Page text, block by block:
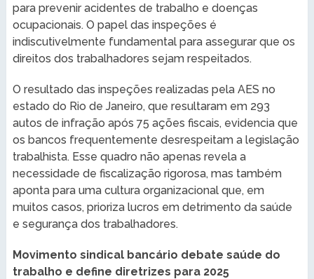
para prevenir acidentes de trabalho e doenças
ocupacionais. O papel das inspeções é
indiscutivelmente fundamental para assegurar que os
direitos dos trabalhadores sejam respeitados.
O resultado das inspeções realizadas pela AES no
estado do Rio de Janeiro, que resultaram em 293
autos de infração após 75 ações fiscais, evidencia que
os bancos frequentemente desrespeitam a legislação
trabalhista. Esse quadro não apenas revela a
necessidade de fiscalização rigorosa, mas também
aponta para uma cultura organizacional que, em
muitos casos, prioriza lucros em detrimento da saúde
e segurança dos trabalhadores.
Movimento sindical bancário debate saúde do
trabalho e define diretrizes para 2025